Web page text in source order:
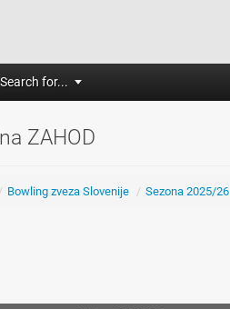
Search for...
ZAHOD
/ Bowling zveza Slovenije / Sezona 2025/26